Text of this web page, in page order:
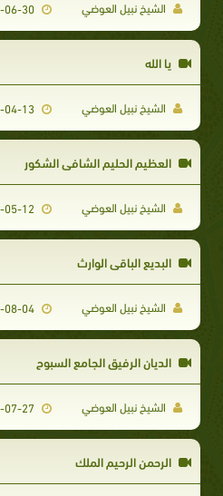
الشيخ نبيل العوضي
يا الله
الشيخ نبيل العوضي
العظيم الحليم الشافي الشكور
الشيخ نبيل العوضي
البديع الباقي الوارث
الشيخ نبيل العوضي
الديان الرفيق الجامع السبوح
الشيخ نبيل العوضي
الرحمن الرحيم الملك